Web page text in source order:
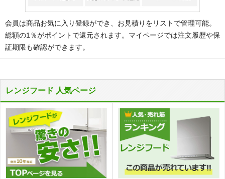
会員は商品お気に入り登録ができ、お見積りをリストで管理可能。
総額の1％がポイントで還元されます。マイページでは注文履歴や保
証期限も確認ができます。
レンジフード 人気ページ